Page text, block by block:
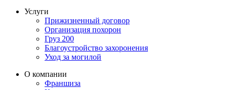
Услуги
Прижизненный договор
Организация похорон
Груз 200
Благоустройство захоронения
Уход за могилой
О компании
Франшиза